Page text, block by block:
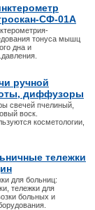
СФ-01А
тонуса мышц
дна и
ручной
диффузоры
свечей пчелиный,
воск.
косметологии,
тележки
для больниц:
тележки для
больных и